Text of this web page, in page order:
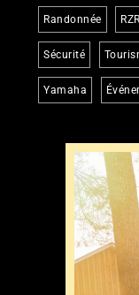
Randonnée RZR
Sécurité
Yamaha